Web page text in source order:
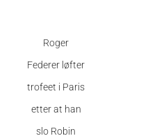
Roger
Federer løfter
trofeet i Paris
etter at han
slo Robin